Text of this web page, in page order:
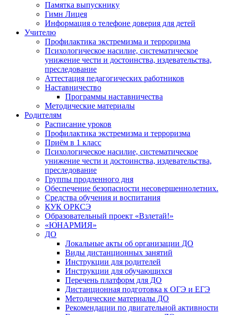
Памятка выпускнику
Гимн Лицея
Информация о телефоне доверия для детей
Учителю
Профилактика экстремизма и терроризма
Психологическое насилие, систематическое
унижение чести и достоинства, издевательства,
преследование
Аттестация педагогических работников
Наставничество
Программы наставничества
Методические материалы
Родителям
Расписание уроков
Профилактика экстремизма и терроризма
Приём в 1 класс
Психологическое насилие, систематическое
унижение чести и достоинства, издевательства,
преследование
Группы продленного дня
Обеспечение безопасности несовершеннолетних.
Средства обучения и воспитания
КУК ОРКСЭ
Образовательный проект «Взлетай!»
«ЮНАРМИЯ»
ДО
Локальные акты об организации ДО
Виды дистанционных занятий
Инструкции для родителей
Инструкции для обучающихся
Перечень платформ для ДО
Дистанционная подготовка к ОГЭ и ЕГЭ
Методические материалы ДО
Рекомендации по двигательной активности